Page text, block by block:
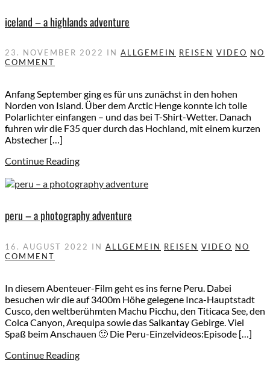
iceland – a highlands adventure
23. NOVEMBER 2022 IN ALLGEMEIN REISEN VIDEO NO
COMMENT
Anfang September ging es für uns zunächst in den hohen
Norden von Island. Über dem Arctic Henge konnte ich tolle
Polarlichter einfangen – und das bei T-Shirt-Wetter. Danach
fuhren wir die F35 quer durch das Hochland, mit einem kurzen
Abstecher […]
Continue Reading
peru – a photography adventure
16. AUGUST 2022 IN ALLGEMEIN REISEN VIDEO NO
COMMENT
In diesem Abenteuer-Film geht es ins ferne Peru. Dabei
besuchen wir die auf 3400m Höhe gelegene Inca-Hauptstadt
Cusco, den weltberühmten Machu Picchu, den Titicaca See, den
Colca Canyon, Arequipa sowie das Salkantay Gebirge. Viel
Spaß beim Anschauen 🙂 Die Peru-Einzelvideos:Episode […]
Continue Reading